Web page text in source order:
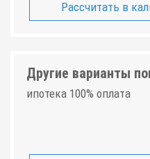
Рассчитать в
Другие варианты
ипотека 100% оплата